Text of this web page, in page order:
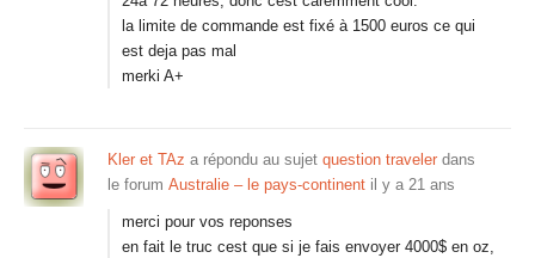
la limite de commande est fixé à 1500 euros ce qui
est deja pas mal
merki A+
Kler et TAz a répondu au sujet question traveler dans
le forum Australie – le pays-continent il y a 21 ans
merci pour vos reponses
en fait le truc cest que si je fais envoyer 4000$ en oz,